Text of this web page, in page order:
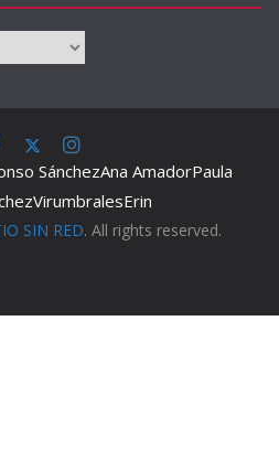
SánchezAna AmadorPaula
VirumbralesErin
SIN RED. All rights reserved.